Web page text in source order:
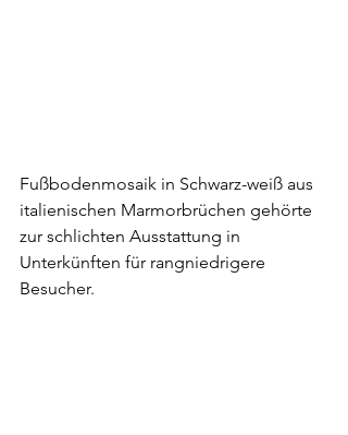
Fußbodenmosaik in Schwarz-weiß aus
italienischen Marmorbrüchen gehörte
zur schlichten Ausstattung in
Unterkünften für rangniedrigere
Besucher.